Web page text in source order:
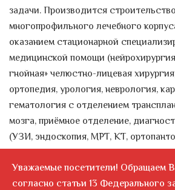
задачи. Производится
многопрофильного лечебного
оказанием стационарной
медицинской помощи
гнойная» челюстно-лицевая
ортопедия, урология, неврология,
гематология с отделением
мозга, приёмное отделение,
(УЗИ, эндоскопия, МРТ, КТ,
маммография, ЭКГ, ЭЭГ,
отделение переливания крови,
операционные, отделение
Уважаемые посетители! Обращаем
согласно статьи 13 Федерального